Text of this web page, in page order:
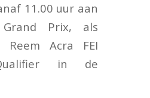
11.00 uur aan
Prix, als
Acra FEI
in de